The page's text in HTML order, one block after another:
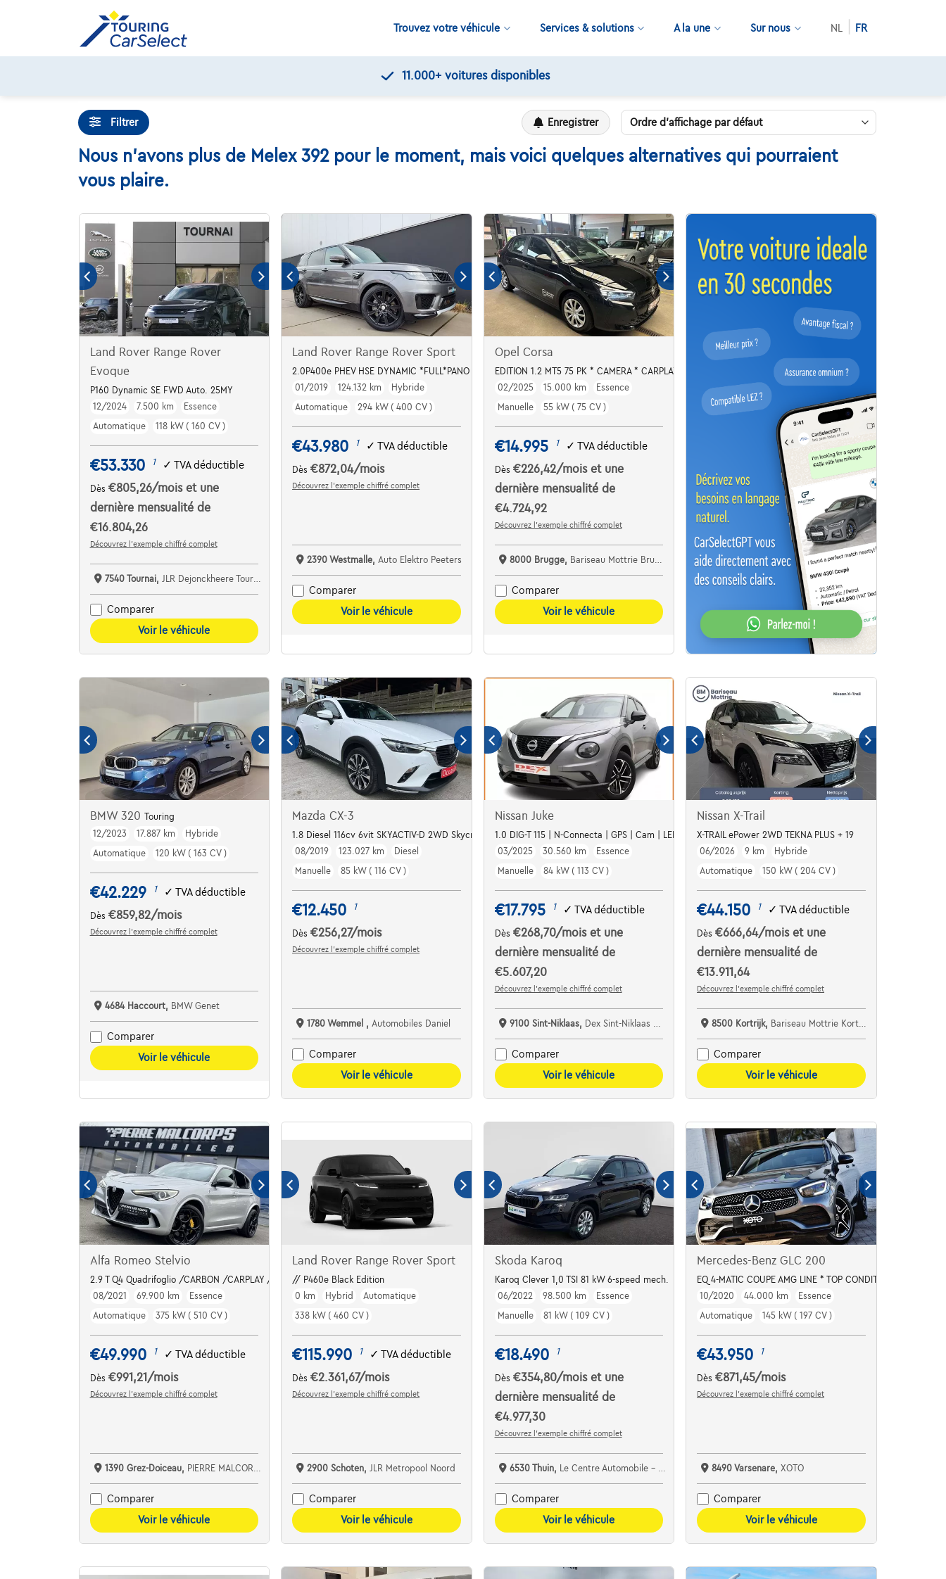
Trouvez votre véhicule Services & solutions A la une Sur nous NL FR
Contrôles de qualité par Touring
Filtrer Enregistrer
Nous n'avons plus de Melex 392 pour le moment, mais voici quelques alternatives qui pourraient
vous plaire.
Land Rover Range Rover
Evoque
P160 Dynamic SE FWD Auto. 25MY
12/2024
7.500 km
Essence
Automatique
118 kW ( 160 CV )
€53.330 1 ✓ TVA déductible
Dès €805,26/mois et une
dernière mensualité de
€16.804,26
Découvrez l’exemple chiffré complet
7540 Tournai, JLR Dejonckheere Tournai
Comparer
Voir le véhicule
Land Rover Range Rover Sport
2.0P400e PHEV HSE DYNAMIC *FULL*PANO DAK*ACC*MEMORY
01/2019
124.132 km
Hybride
Automatique
294 kW ( 400 CV )
€43.980 1 ✓TVA déductible
Dès€872,04/mois
Découvrez l’exemple chiffré complet
2390 Westmalle, Auto Elektro Peeters
Comparer
Voir le véhicule
Opel Corsa
EDITION 1.2 MT5 75 PK * CAMERA * CARPLAY * DIGITAL
02/2025
15.000 km
Essence
Manuelle
55 kW ( 75 CV )
€14.995 1 ✓ TVA déductible
Dès €226,42/mois et une
dernière mensualité de
€4.724,92
Découvrez l’exemple chiffré complet
8000 Brugge, Bariseau Mottrie Brugge
Comparer
Voir le véhicule
BMW 320 Touring
12/2023
17.887 km
Hybride
Automatique
120 kW ( 163 CV )
€42.229 1 ✓ TVA déductible
Dès €859,82/mois
Découvrez l’exemple chiffré complet
4684 Haccourt, BMW Genet
Comparer
Voir le véhicule
Mazda CX-3
1.8 Diesel 116cv 6vit SKYACTIV-D 2WD Skycruise
08/2019
123.027 km
Diesel
Manuelle
85 kW ( 116 CV )
€12.450 1
Dès€256,27/mois
Découvrez l’exemple chiffré complet
1780 Wemmel , Automobiles Daniel
Comparer
Voir le véhicule
Nissan Juke
1.0 DIG-T 115 | N-Connecta | GPS | Cam | LED | ALU17
03/2025
30.560 km
Essence
Manuelle
84 kW ( 113 CV )
€17.795 1 ✓ TVA déductible
Dès €268,70/mois et une
dernière mensualité de
€5.607,20
Découvrez l’exemple chiffré complet
9100 Sint-Niklaas, Dex Sint-Niklaas De Autospecialist bv
Comparer
Voir le véhicule
Nissan X-Trail
X-TRAIL ePower 2WD TEKNA PLUS + 19
06/2026
9 km
Hybride
Automatique
150 kW ( 204 CV )
€44.150 1 ✓TVA déductible
Dès€666,64/moiset une
dernière mensualité de
€13.911,64
Découvrez l’exemple chiffré complet
8500 Kortrijk, Bariseau Mottrie Kortrijk
Comparer
Voir le véhicule
Alfa Romeo Stelvio
2.9 T Q4 Quadrifoglio /CARBON /CARPLAY /PANO / ACC
08/2021
69.900 km
Essence
Automatique
375 kW ( 510 CV )
€49.990 1 ✓ TVA déductible
Dès €991,21 /mois
Découvrez l’exemple chiffré complet
1390 Grez-Doiceau, PIERRE MALCORPS AUTOMOBILES SRL
Comparer
Voir le véhicule
Land Rover Range Rover Sport
// P460e Black Edition
0 km
Hybrid
Automatique
338 kW ( 460 CV )
€115.990 1 ✓TVA déductible
Dès€2.361,67/mois
Découvrez l’exemple chiffré complet
2900 Schoten, JLR Metropool Noord
Comparer
Voir le véhicule
Skoda Karoq
Karoq Clever 1,0 TSI 81 kW 6-speed mech.
06/2022
98.500 km
Essence
Manuelle
81 kW ( 109 CV )
€18.490 1
Dès €354,80/mois et une
dernière mensualité de
€4.977,30
Découvrez l’exemple chiffré complet
6530 Thuin, Le Centre Automobile - Garage Detournay
Comparer
Voir le véhicule
Mercedes-Benz GLC 200
EQ 4-MATIC COUPE AMG LINE * TOP CONDITION / 1HD. *
10/2020
44.000 km
Essence
Automatique
145 kW ( 197 CV )
€43.950 1
Dès€871,45/mois
Découvrez l’exemple chiffré complet
8490 Varsenare,XOTO
Comparer
Voir le véhicule